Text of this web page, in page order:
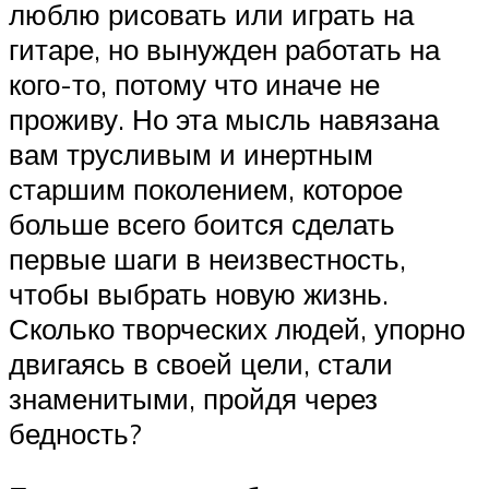
люблю рисовать или играть на
гитаре, но вынужден работать на
кого-то, потому что иначе не
проживу. Но эта мысль навязана
вам трусливым и инертным
старшим поколением, которое
больше всего боится сделать
первые шаги в неизвестность,
чтобы выбрать новую жизнь.
Сколько творческих людей, упорно
двигаясь в своей цели, стали
знаменитыми, пройдя через
бедность?